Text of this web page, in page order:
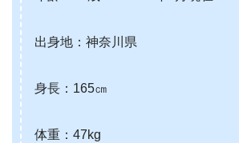
出身地：神奈川県
身長：165㎝
体重：47kg